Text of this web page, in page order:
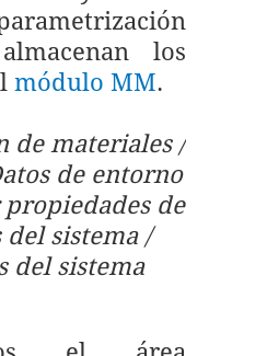
los
módulo MM.
de materiales /
de entorno
de
del sistema /
del sistema